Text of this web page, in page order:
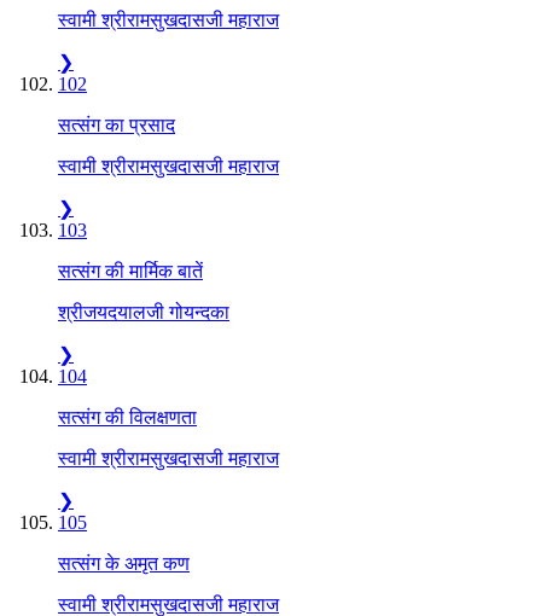
स्वामी श्रीरामसुखदासजी महाराज
❯
102
सत्संग का प्रसाद
स्वामी श्रीरामसुखदासजी महाराज
❯
103
सत्संग की मार्मिक बातें
श्रीजयदयालजी गोयन्दका
❯
104
सत्संग की विलक्षणता
स्वामी श्रीरामसुखदासजी महाराज
❯
105
सत्संग के अमृत कण
स्वामी श्रीरामसुखदासजी महाराज